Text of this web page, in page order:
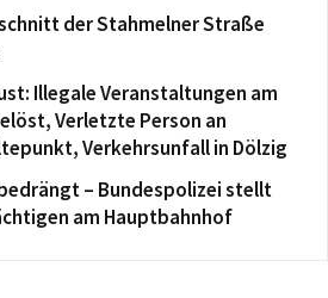
der Stahmelner Straße
Illegale Veranstaltungen am
Verletzte Person an
Verkehrsunfall in Dölzig
– Bundespolizei stellt
am Hauptbahnhof